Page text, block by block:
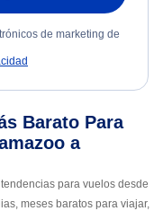
de marketing de
Barato Para
a
para vuelos desde
meses baratos para viajar,